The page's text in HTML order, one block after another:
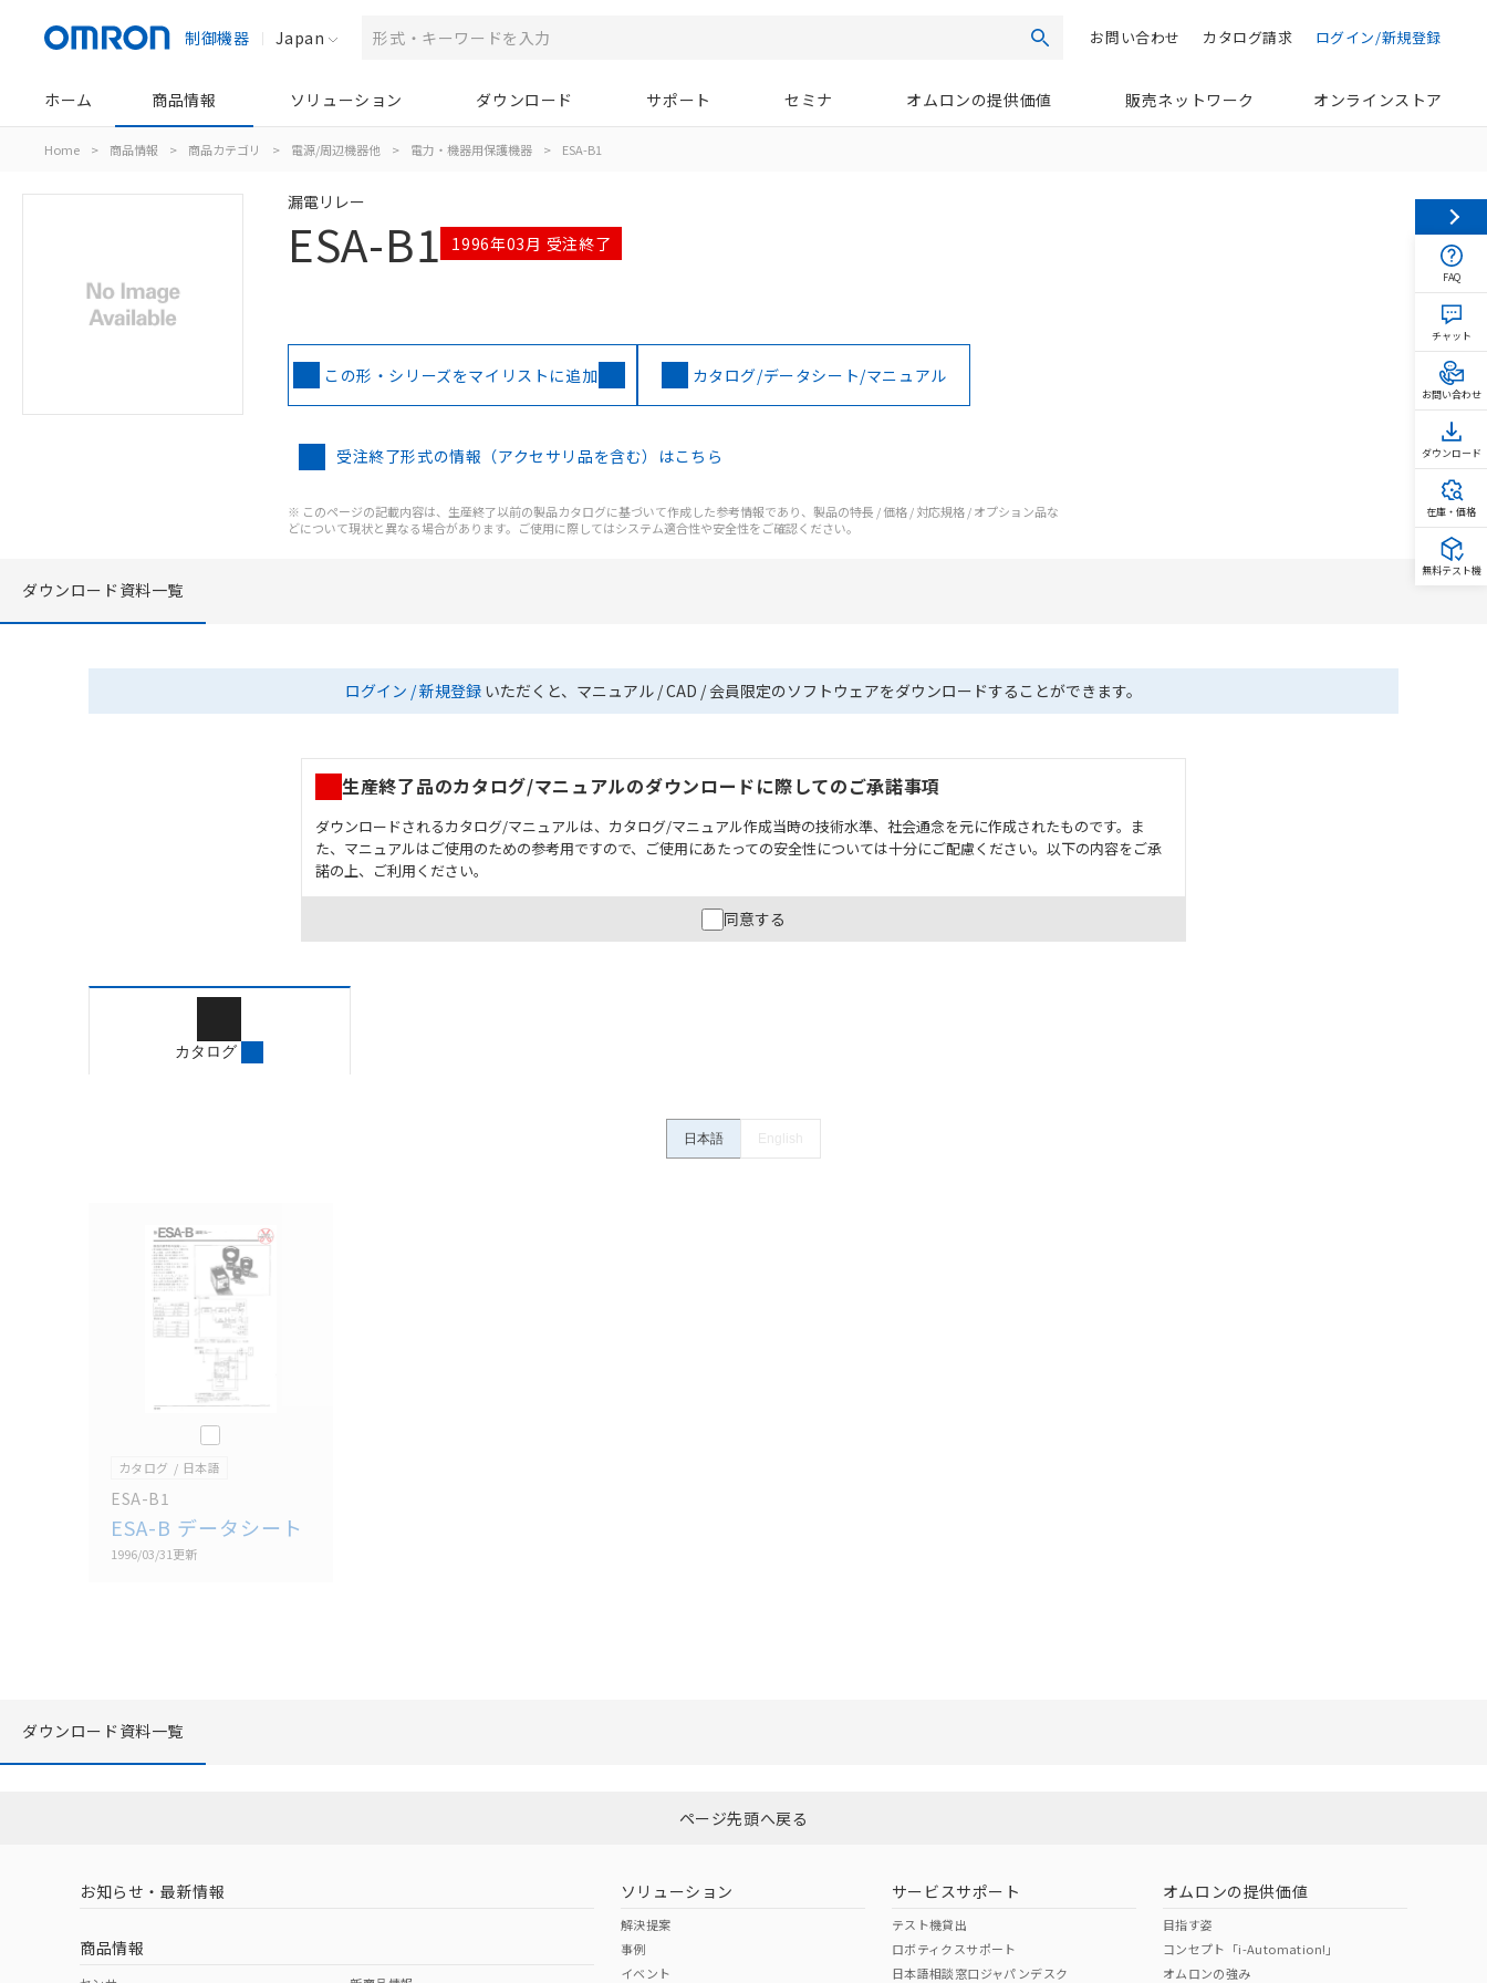
制御機器 Japan 検索 ログイン/新規登録
カタログ請求
お問い合わせ
ホーム 商品情報 ソリューション ダウンロード サポート セミナ オムロンの提供価値 販売ネットワーク オンラインストア
Home > 商品情報 > 商品カテゴリ > 電源/周辺機器他 > 電力・機器用保護機器 > ESA-B1
漏電リレー
ESA-B1 1996年03月 受注終了
この形・シリーズをマイリストに追加 カタログ/データシート/マニュアル
受注終了形式の情報（アクセサリ品を含む）はこちら
※ このページの記載内容は、生産終了以前の製品カタログに基づいて作成した参考情報であり、製品の特長 / 価格 / 対応規格 / オプション品な
どについて現状と異なる場合があります。ご使用に際してはシステム適合性や安全性をご確認ください。
ダウンロード資料一覧
ログイン / 新規登録 いただくと、マニュアル / CAD / 会員限定のソフトウェアをダウンロードすることができます。
生産終了品のカタログ/マニュアルのダウンロードに際してのご承諾事項
ダウンロードされるカタログ/マニュアルは、カタログ/マニュアル作成当時の技術水準、社会通念を元に作成されたものです。ま
た、マニュアルはご使用のための参考用ですので、ご使用にあたっての安全性については十分にご配慮ください。以下の内容をご承
諾の上、ご利用ください。
お客様が本製品を人命や財産に重大な危険を及ぼすような用途に使用される場合には、システム全体として危険を知らせたり、冗
長設計により必要な安全性を確保できるよう設計されていること、および本製品が全体の中で意図した用途に対して適切に配電・
カタログ/マニュアルに記載されているアプリケーション事例は参考用ですので、ご採用に際しては機器・装置の機能や安全性を
同意する
カタログ
日本語 English
このカタログを選択
カタログ 日本語
ESA-B1
ESA-B データシート
1996/03/31更新
ダウンロード資料一覧
ページ先頭へ戻る
お知らせ・最新情報
商品情報
ソリューション
解決提案
事例
イベント
サービスサポート
テスト機貸出
ロボティクスサポート
日本語相談窓口ジャパンデスク
オムロンの提供価値
目指す姿
コンセプト「i-Automation!」
オムロンの強み
FAQ
チャット
お問い合わせ
ダウンロード
在庫・価格
無料テスト機